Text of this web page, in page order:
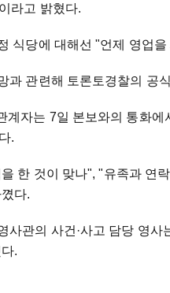
라고 밝혔다.
식당에 대해선 "언제 영업
과 관련해 토론토경찰의 공
계자는 7일 본보와의 통화
.
한 것이 맞나", "유족과 연
꼈다.
사관의 사건·사고 담당 영
.